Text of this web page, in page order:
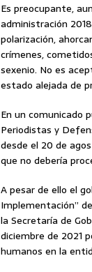
Es preocupante,
administración
polarización,
crímenes,
sexenio. No es
estado alejada de
En un comunicado
Periodistas y
desde el 20 de
que no debería
A pesar de ello el
Implementación”
la Secretaría de
diciembre de 2021
humanos en la